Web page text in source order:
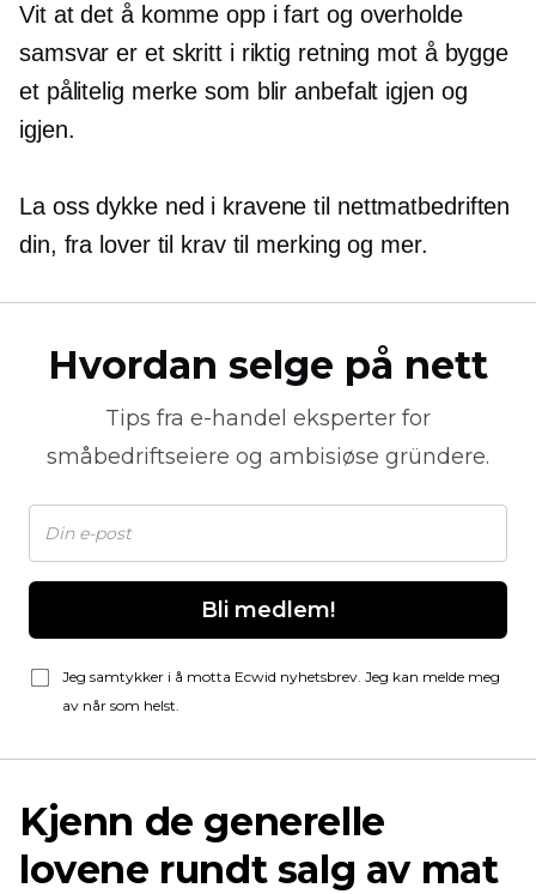
Vit at det å komme opp i fart og overholde
samsvar er et skritt i riktig retning mot å bygge
et pålitelig merke som blir anbefalt igjen og
igjen.
La oss dykke ned i kravene til nettmatbedriften
din, fra lover til krav til merking og mer.
Hvordan selge på nett
Tips fra e-handel eksperter for
småbedriftseiere og ambisiøse gründere.
Bli medlem!
Jeg samtykker i å motta Ecwid nyhetsbrev. Jeg kan melde meg
av når som helst.
Kjenn de generelle
lovene rundt salg av mat